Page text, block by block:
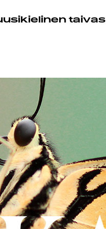
taivas